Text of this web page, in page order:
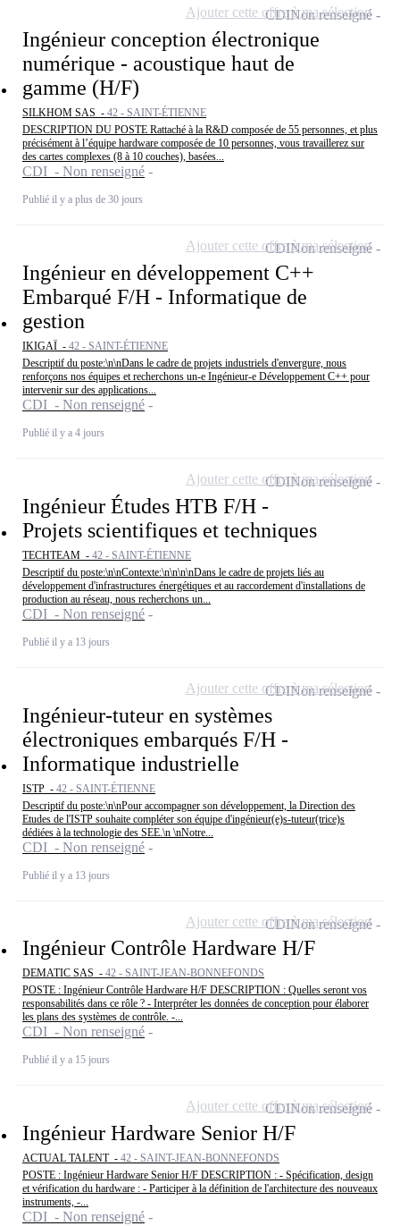
Ingénieur conception électronique
numérique - acoustique haut de
gamme (H/F)
SILKHOM SAS - 42 - SAINT-ÉTIENNE
DESCRIPTION DU POSTE Rattaché à la R&D composée de 55 personnes, et plus
précisément à l’équipe hardware composée de 10 personnes, vous travaillerez sur
des cartes complexes (8 à 10 couches), basées...
CDI - Non renseigné
Publié il y a plus de 30 jours
CDINon renseigné
Ajouter cette offre à ma sélection
Ingénieur en développement C++
Embarqué F/H - Informatique de
gestion
IKIGAÏ - 42 - SAINT-ÉTIENNE
Descriptif du poste:\n\nDans le cadre de projets industriels d'envergure, nous
renforçons nos équipes et recherchons un-e Ingénieur-e Développement C++ pour
intervenir sur des applications...
CDI - Non renseigné
Publié il y a 4 jours
CDINon renseigné
Ajouter cette offre à ma sélection
Ingénieur Études HTB F/H -
Projets scientifiques et techniques
TECHTEAM - 42 - SAINT-ÉTIENNE
Descriptif du poste:\n\nContexte:\n\n\n\nDans le cadre de projets liés au
développement d'infrastructures énergétiques et au raccordement d'installations de
production au réseau, nous recherchons un...
CDI - Non renseigné
Publié il y a 13 jours
CDINon renseigné
Ajouter cette offre à ma sélection
Ingénieur-tuteur en systèmes
électroniques embarqués F/H -
Informatique industrielle
ISTP - 42 - SAINT-ÉTIENNE
Descriptif du poste:\n\nPour accompagner son développement, la Direction des
Etudes de l'ISTP souhaite compléter son équipe d'ingénieur(e)s-tuteur(trice)s
dédiées à la technologie des SEE.\n \nNotre...
CDI - Non renseigné
Publié il y a 13 jours
CDINon renseigné
Ajouter cette offre à ma sélection
Ingénieur Contrôle Hardware H/F
DEMATIC SAS - 42 - SAINT-JEAN-BONNEFONDS
POSTE : Ingénieur Contrôle Hardware H/F DESCRIPTION : Quelles seront vos
responsabilités dans ce rôle ? - Interpréter les données de conception pour élaborer
les plans des systèmes de contrôle. -...
CDI - Non renseigné
Publié il y a 15 jours
CDINon renseigné
Ajouter cette offre à ma sélection
Ingénieur Hardware Senior H/F
ACTUAL TALENT - 42 - SAINT-JEAN-BONNEFONDS
POSTE : Ingénieur Hardware Senior H/F DESCRIPTION : - Spécification, design
et vérification du hardware : - Participer à la définition de l'architecture des nouveaux
instruments, -...
CDI - Non renseigné
CDINon renseigné
Ajouter cette offre à ma sélection